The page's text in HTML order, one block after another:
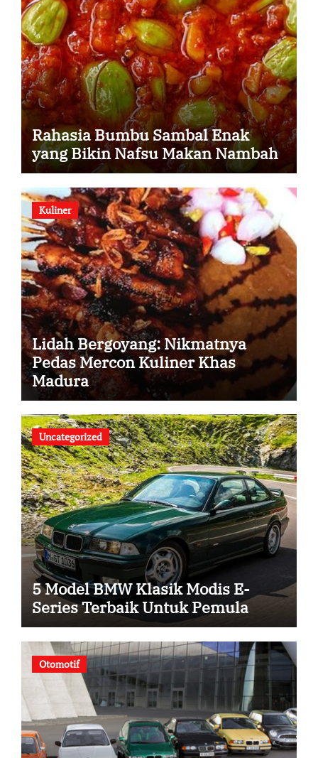
Rahasia Bumbu Sambal Enak
yang Bikin Nafsu Makan Nambah
Kuliner
Lidah Bergoyang: Nikmatnya
Pedas Mercon Kuliner Khas
Madura
Uncategorized
5 Model BMW Klasik Modis E-
Series Terbaik Untuk Pemula
Otomotif